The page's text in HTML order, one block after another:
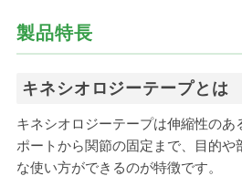
製品特長
キネシオロジーテープとは
キネシオロジーテープは伸縮性のあ
ポートから関節の固定まで、目的や
な使い方ができるのが特徴です。